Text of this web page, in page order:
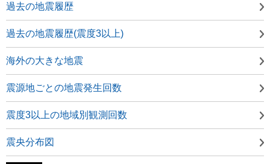
過去の地震履歴
過去の地震履歴(震度3以上)
海外の大きな地震
震源地ごとの地震発生回数
震度3以上の地域別観測回数
震央分布図